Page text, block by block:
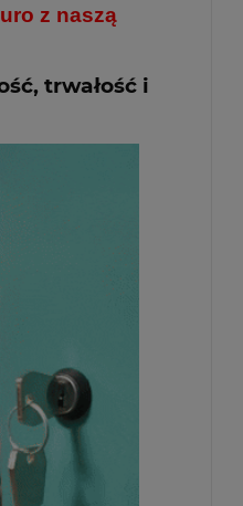
z naszą
trwałość i